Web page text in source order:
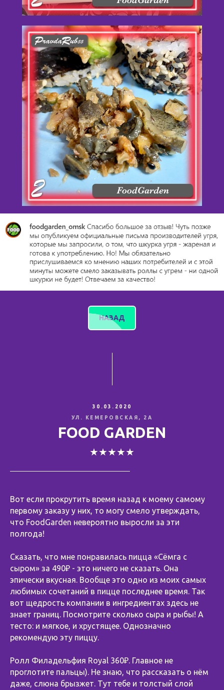
НАЗАД
30.03.2020
УЛ. КЕМЕРОВСКАЯ, 2А
FOOD GARDEN
★★★★★
Вот если прокрутить время назад к моему самому
первому заказу у них, то могу смело утверждать,
что FoodGarden невероятно выросли за эти
полгода!
Сказать, что мне понравилась пицца «Сёмга с
сыром» за 490₽ - это ничего не сказать. Она
эпически вкусная. Вообще это одно из моих самых
любимых сочетаний в пицце последнее время. Так
вот щедрость компании в ингредиентах здесь не
знает границ. Посмотрите сколько сыра и рыбы! А
тесто: и мягкое, и хрустящее. Однозначно
рекомендую эту пиццу.
Ролл Филадельфия Royal 360₽. Главное не
проглотите пальцы). Не знаю, что рассказать о нём
даже, слюна брызжет. Тут тебе и толстый слой